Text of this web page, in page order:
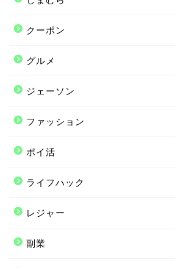
クーポン
グルメ
ジェーソン
ファッション
ポイ活
ライフハック
レジャー
副業